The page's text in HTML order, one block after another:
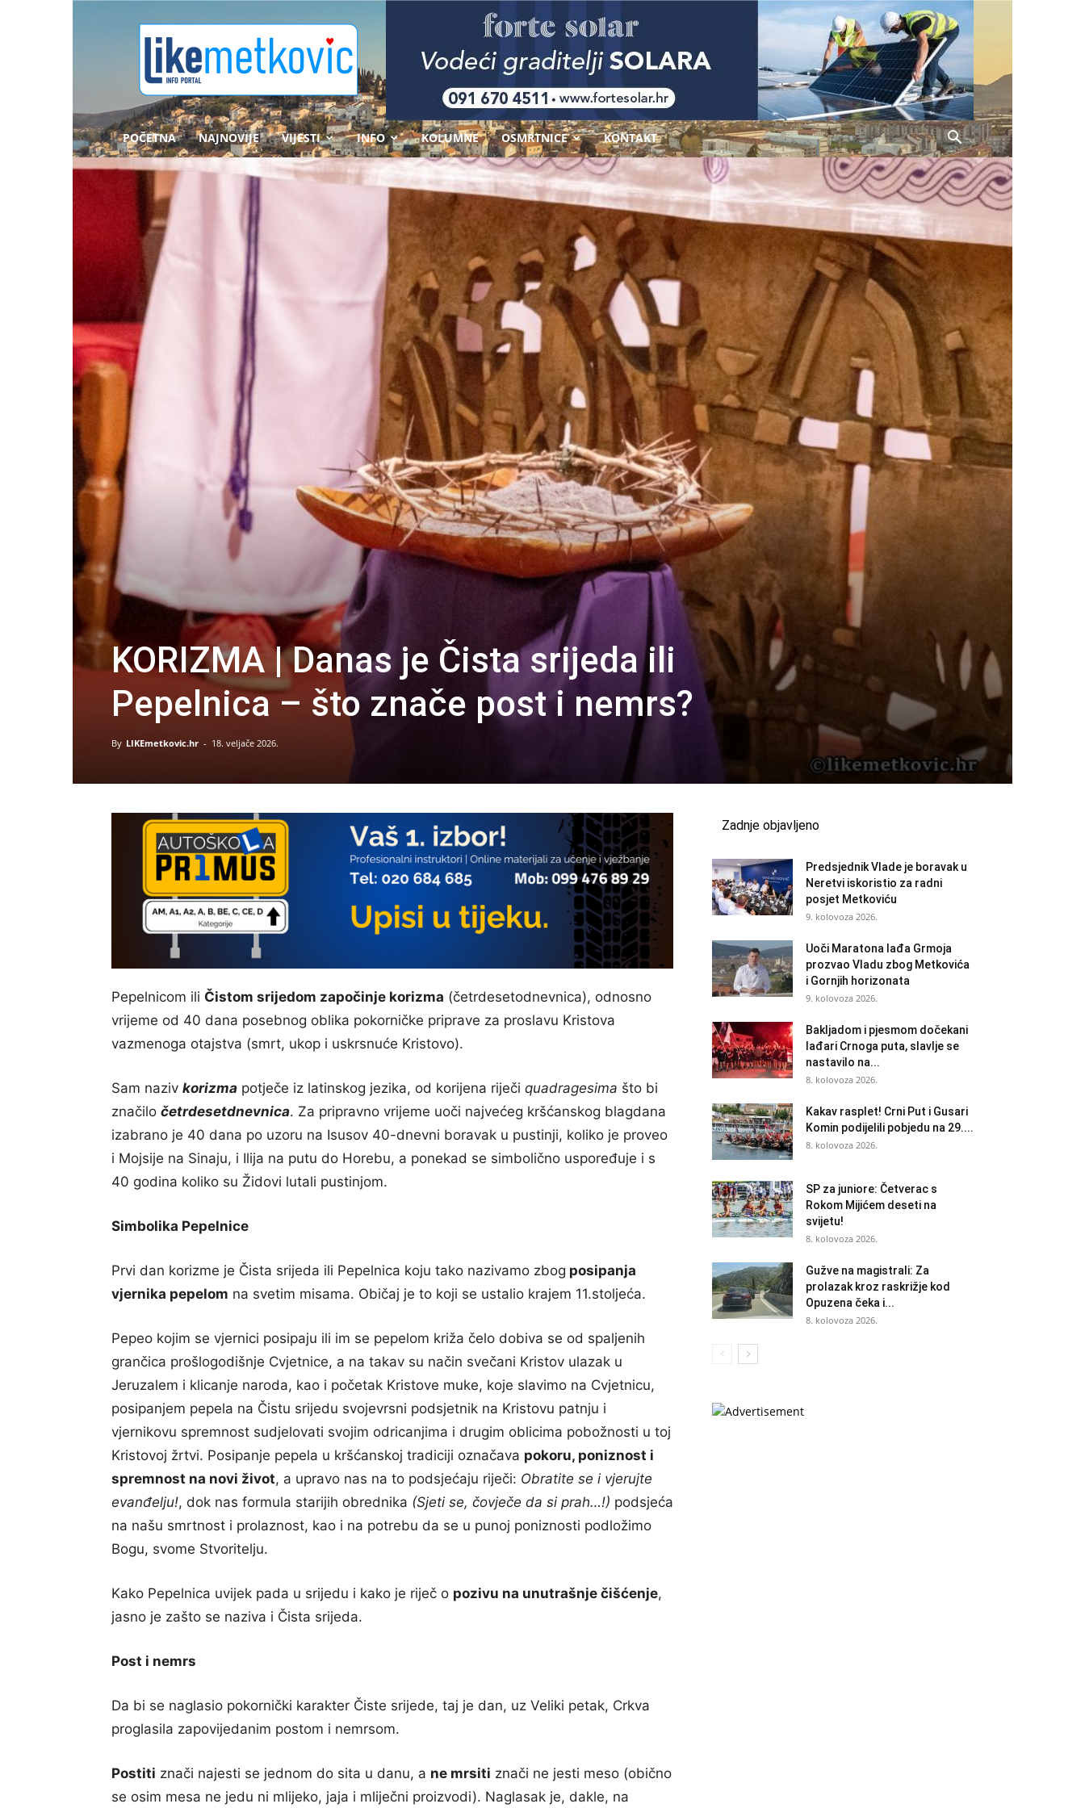
POČETNA NAJNOVIJE VIJESTI INFO KOLUMNE OSMRTNICE KONTAKT
KORIZMA | Danas je Čista srijeda ili
Pepelnica – što znače post i nemrs?
By LIKEmetkovic.hr - 18. veljače 2026.
Pepelnicom ili Čistom srijedom započinje korizma (četrdesetodnevnica), odnosno
vrijeme od 40 dana posebnog oblika pokorničke priprave za proslavu Kristova
vazmenoga otajstva (smrt, ukop i uskrsnuće Kristovo).
Sam naziv korizma potječe iz latinskog jezika, od korijena riječi quadragesima što bi
značilo četrdesetdnevnica. Za pripravno vrijeme uoči najvećeg kršćanskog blagdana
izabrano je 40 dana po uzoru na Isusov 40-dnevni boravak u pustinji, koliko je proveo
i Mojsije na Sinaju, i Ilija na putu do Horebu, a ponekad se simbolično uspoređuje i s
40 godina koliko su Židovi lutali pustinjom.
Simbolika Pepelnice
Prvi dan korizme je Čista srijeda ili Pepelnica koju tako nazivamo zbog posipanja
vjernika pepelom na svetim misama. Običaj je to koji se ustalio krajem 11.stoljeća.
Pepeo kojim se vjernici posipaju ili im se pepelom križa čelo dobiva se od spaljenih
grančica prošlogodišnje Cvjetnice, a na takav su način svečani Kristov ulazak u
Jeruzalem i klicanje naroda, kao i početak Kristove muke, koje slavimo na Cvjetnicu,
posipanjem pepela na Čistu srijedu svojevrsni podsjetnik na Kristovu patnju i
vjernikovu spremnost sudjelovati svojim odricanjima i drugim oblicima pobožnosti u toj
Kristovoj žrtvi. Posipanje pepela u kršćanskoj tradiciji označava pokoru, poniznost i
spremnost na novi život, a upravo nas na to podsjećaju riječi: Obratite se i vjerujte
evanđelju!, dok nas formula starijih obrednika (Sjeti se, čovječe da si prah…!) podsjeća
na našu smrtnost i prolaznost, kao i na potrebu da se u punoj poniznosti podložimo
Bogu, svome Stvoritelju.
Kako Pepelnica uvijek pada u srijedu i kako je riječ o pozivu na unutrašnje čišćenje,
jasno je zašto se naziva i Čista srijeda.
Post i nemrs
Da bi se naglasio pokornički karakter Čiste srijede, taj je dan, uz Veliki petak, Crkva
proglasila zapovijedanim postom i nemrsom.
Postiti znači najesti se jednom do sita u danu, a ne mrsiti znači ne jesti meso (obično
se osim mesa ne jedu ni mlijeko, jaja i mliječni proizvodi). Naglasak je, dakle, na
Zadnje objavljeno
Predsjednik Vlade je boravak u
Neretvi iskoristio za radni
posjet Metkoviću
9. kolovoza 2026.
Uoči Maratona lađa Grmoja
prozvao Vladu zbog Metkovića
i Gornjih horizonata
9. kolovoza 2026.
Bakljadom i pjesmom dočekani
lađari Crnoga puta, slavlje se
nastavilo na...
8. kolovoza 2026.
Kakav rasplet! Crni Put i Gusari
Komin podijelili pobjedu na 29....
8. kolovoza 2026.
SP za juniore: Četverac s
Rokom Mijićem deseti na
svijetu!
8. kolovoza 2026.
Gužve na magistrali: Za
prolazak kroz raskrižje kod
Opuzena čeka i...
8. kolovoza 2026.